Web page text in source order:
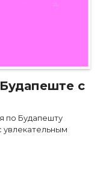
с
по Будапешту
увлекательным